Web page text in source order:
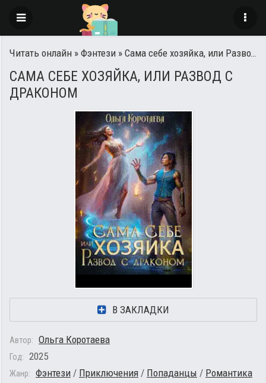
Читать онлайн » Фэнтези » Сама себе хозяйка, или Развод с драконом
САМА СЕБЕ ХОЗЯЙКА, ИЛИ РАЗВОД С
ДРАКОНОМ
В ЗАКЛАДКИ
Автор: Ольга Коротаева
Год: 2025
Жанр: Фэнтези / Приключения / Попаданцы / Романтика